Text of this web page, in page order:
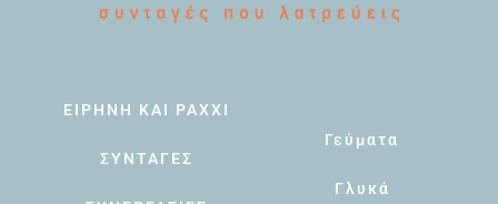
ΕΙΡΗΝΗ ΚΑΙ PAXXI
ΣΥΝΤΑΓΕΣ
Γεύματα
Γλυκά